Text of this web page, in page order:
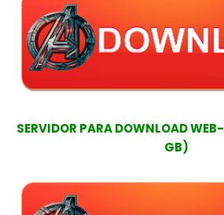
SERVIDOR PARA DOWNLOAD
GB)